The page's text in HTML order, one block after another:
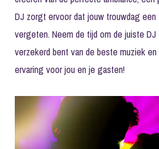
DJ zorgt ervoor dat jouw trouwdag
vergeten. Neem de tijd om de juiste
verzekerd bent van de beste muziek
ervaring voor jou en je gasten!